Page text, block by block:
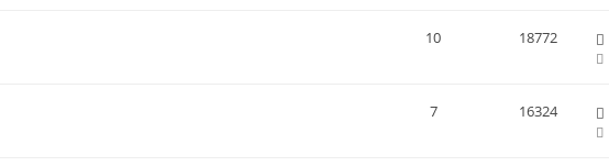
10 18772
7 16324